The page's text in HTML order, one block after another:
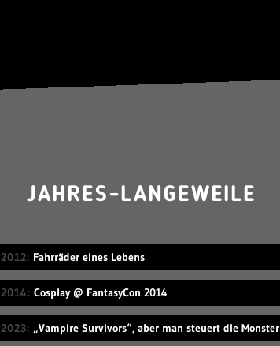
JAHRES-LANGEWEILE
2012 Fahrräder eines Lebens
2014 Cosplay @ FantasyCon 2014
2023 „Vampire Survivors“, aber man steuert die Monster